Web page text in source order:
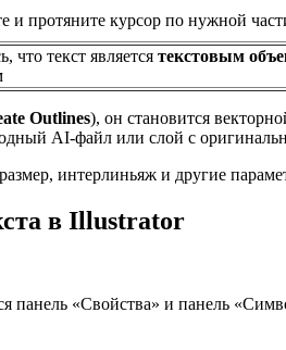
и протяните курсор по нужной
что текст является текстовым
Outlines), он становится
AI-файл или слой с
интерлиньяж и другие
в Illustrator
панель «Свойства» и панель